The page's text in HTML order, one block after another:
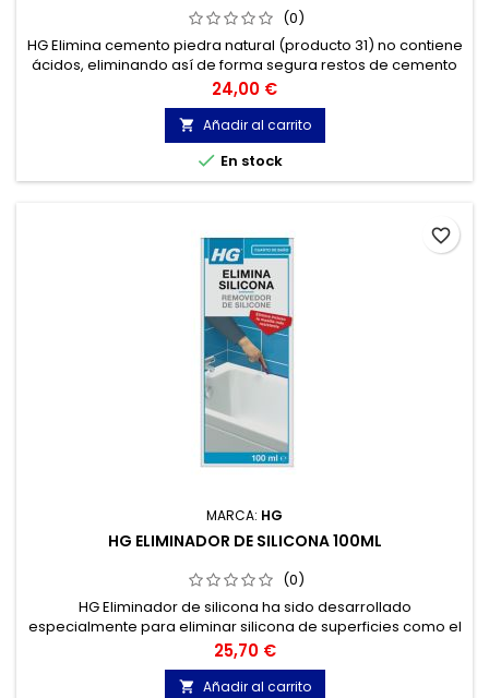
(0)
HG Elimina cemento piedra natural (producto 31) no contiene
ácidos, eliminando así de forma segura restos de cemento
o de cal de mármol y otros tipos de piedra natural calcárea
como travertino, piedra azul, piedra dura, etc...
Precio
24,00 €
 Añadir al carrito
 En stock
MARCA: HG
HG ELIMINADOR DE SILICONA 100ML
(0)
HG Eliminador de silicona ha sido desarrollado
especialmente para eliminar silicona de superficies como el
acero inoxidable, el esmalte, el cristal, diferentes tipos de
material sintético, baldosas de cerámica, baldosas
esmaltadas, piedra natural, etc..
Precio
25,70 €
 Añadir al carrito
favorite_border